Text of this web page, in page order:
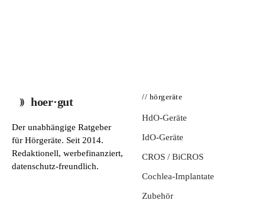
hoer·gut
Der unabhängige Ratgeber
für Hörgeräte. Seit 2014.
Redaktionell, werbefinanziert,
datenschutz-freundlich.
// hörgeräte
HdO-Geräte
IdO-Geräte
CROS / BiCROS
Cochlea-Implantate
Zubehör